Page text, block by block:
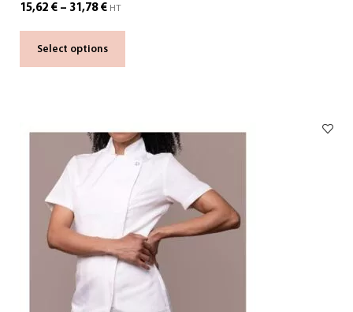
15,62 € – 31,78 € HT
Select options